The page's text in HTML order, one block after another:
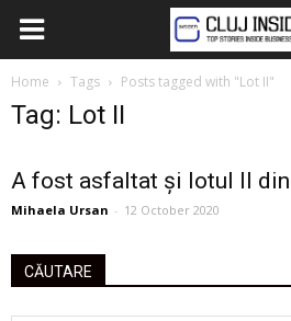
Home Tags Posts tagged with "Lot II"
Tag: Lot II
A fost asfaltat și lotul II
Mihaela Ursan - 12 October 2020
CĂUTARE